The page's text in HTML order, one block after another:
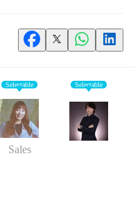
Selectable
Sales
Selectable